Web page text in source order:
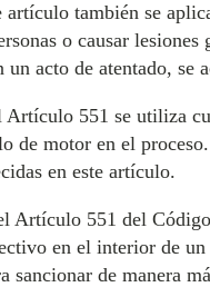
artículo también se
o causar
un acto de atentado,
551 se utiliza
de motor en el
en este artículo.
Artículo 551 del
en el interior de
sancionar de manera